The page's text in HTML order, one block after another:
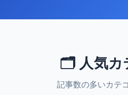
🗂️ 人気カ
記事数の多いカテ